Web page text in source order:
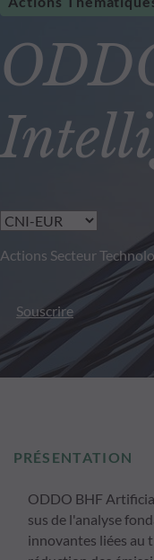
Actions Secteur
Souscrire
PRÉSENTATION
ODDO BHF
sus de l'analyse
innovantes liées au